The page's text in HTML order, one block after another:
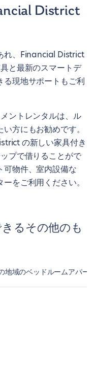
District
れ、Financial District
と最新のスマートデ
る現地サポートもご利
ントレンタルは、ル
方にもお勧めです。
の新しい家具付き
プで借りることがで
可物件、室内設備な
をご利用ください。
るその他のも
地域のベッドルームアパー